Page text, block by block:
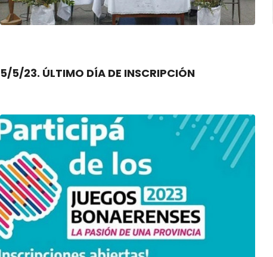
5/5/23. ÚLTIMO DÍA DE INSCRIPCIÓN